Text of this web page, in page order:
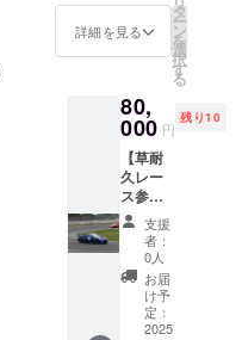
いする
場合が
にてお
伺いい
所はご
指定い
ただけ
ません
※内容が
暴力的
であっ
たり不
適切と
判断し
た際に
は他ス
間 ・掲
載サイ
30cm以
5cm以
下(画像
ステッ
カーで
30cm×
7cm程
度) ・ク
ラウド
ファン
ディン
グ終了
後、添
付希望
ター、
デミオ
の3車両
に2枚ず
者様ご
指定の
ステッ
カーを
掲載し
ます。
・添付
期間：
ステッ
カー完
成〜
2026年
2月28日
詳細を見る
タ
ー
ン
を
選
択
す
る
80,
000 円
残り10
【草耐
久レー
ス参
戦：セ
リカ 30
min】
ドライ
バーと
して草
レース
支援
者：
0人
お届
け予
定：
2025